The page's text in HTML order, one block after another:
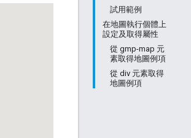
試用範例
在地圖執行個體上
設定及取得屬性
從 gmp-map 元
素取得地圖例項
從 div 元素取得
地圖例項